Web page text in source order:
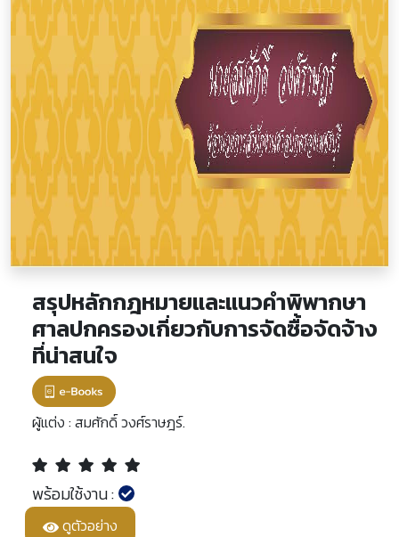
สรุปหลักกฎหมายและแนวคำพิพากษา
ศาลปกครองเกี่ยวกับการจัดซื้อจัดจ้าง
ที่น่าสนใจ
ผู้แต่ง : สมศักดิ์ วงศ์ราษฎร์.
พร้อมใช้งาน :
ดูตัวอย่าง